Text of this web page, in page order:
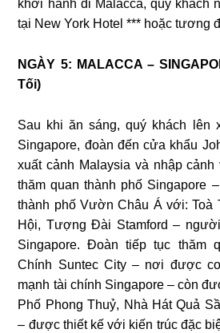
khởi hành đi Malacca, quý khách
tại New York Hotel *** hoặc tương
NGÀY 5: MALACCA –
Tối)
Sau khi ăn sáng, quý khách lên
Singapore, đoàn đến cửa khẩu
xuất cảnh Malaysia và nhập cảnh
thăm quan thành phố Singapore
thành phố Vườn Châu Á với: Toà
Hội, Tượng Đài Stamford –
Singapore. Đoàn tiếp tục thăm
Chính Suntec City – nơi được
mạnh tài chính Singapore – còn
Phố Phong Thuỷ, Nhà Hát Quả
– được thiết kế với kiến trúc đặc